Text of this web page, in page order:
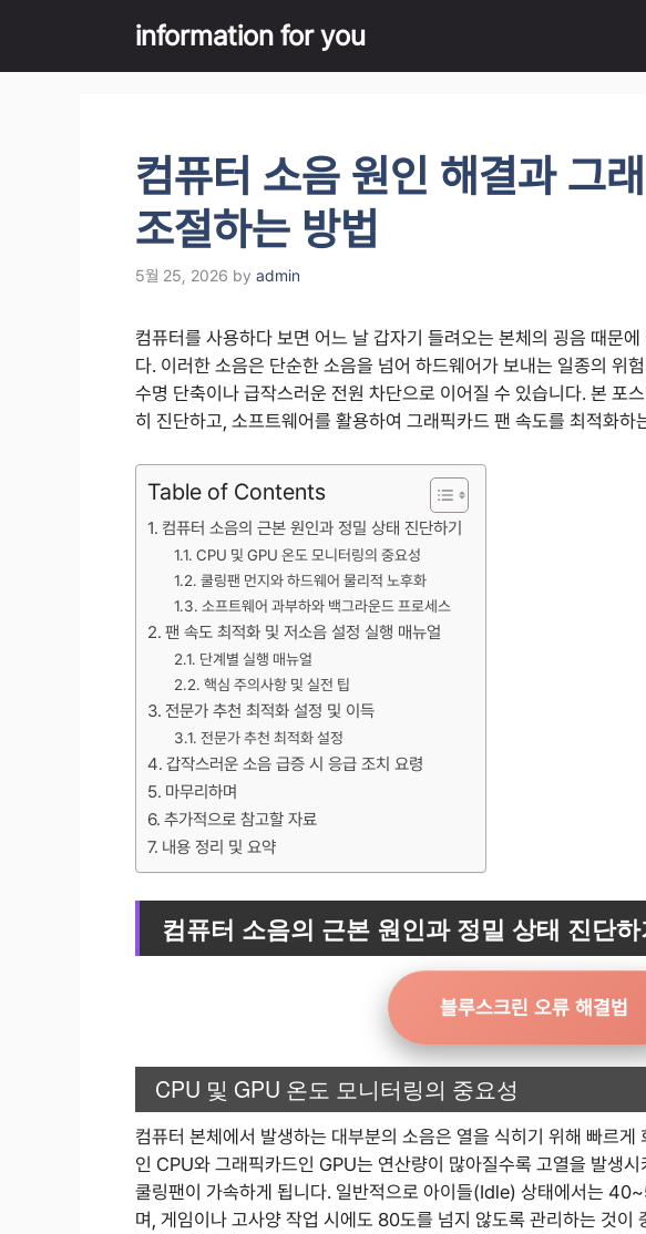
content
information for you
컴퓨터 소음 원인 해결과 그
조절하는 방법
5월 25, 2026 by admin
컴퓨터를 사용하다 보면 어느 날 갑자기 들려오는 본체의 굉음 때문
다. 이러한 소음은 단순한 소음을 넘어 하드웨어가 보내는 일종의 위
수명 단축이나 급작스러운 전원 차단으로 이어질 수 있습니다. 본 포
히 진단하고, 소프트웨어를 활용하여 그래픽카드 팬 속도를 최적화
Table of Contents
컴퓨터 소음의 근본 원인과 정밀 상태 진단하기
CPU 및 GPU 온도 모니터링의 중요성
쿨링팬 먼지와 하드웨어 물리적 노후화
소프트웨어 과부하와 백그라운드 프로세스
팬 속도 최적화 및 저소음 설정 실행 매뉴얼
단계별 실행 매뉴얼
핵심 주의사항 및 실전 팁
전문가 추천 최적화 설정 및 이득
전문가 추천 최적화 설정
갑작스러운 소음 급증 시 응급 조치 요령
마무리하며
추가적으로 참고할 자료
내용 정리 및 요약
컴퓨터 소음의 근본 원인과 정밀 상태 진단하
블루스크린 오류 해결법
CPU 및 GPU 온도 모니터링의 중요성
컴퓨터 본체에서 발생하는 대부분의 소음은 열을 식히기 위해 빠르게
인 CPU와 그래픽카드인 GPU는 연산량이 많아질수록 고열을 발생
쿨링팬이 가속하게 됩니다. 일반적으로 아이들(Idle) 상태에서는
며, 게임이나 고사양 작업 시에도 80도를 넘지 않도록 관리하는 것이